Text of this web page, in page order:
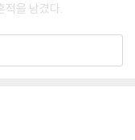
적을 남겼다.
플라톤과 아리스토텔레
반복되고 전환되는지를
해체주의로 대체되는